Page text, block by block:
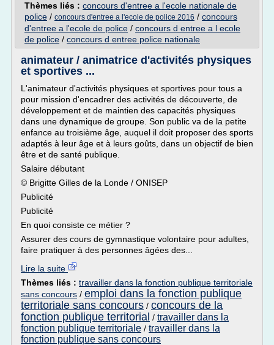
Thèmes liés : concours d'entree a l'ecole nationale de
police / concours d'entree a l'ecole de police 2016 / concours
d'entree a l'ecole de police / concours d entree a l ecole
de police / concours d entree police nationale
animateur / animatrice d'activités physiques
et sportives ...
L'animateur d'activités physiques et sportives pour tous a
pour mission d'encadrer des activités de découverte, de
développement et de maintien des capacités physiques
dans une dynamique de groupe. Son public va de la petite
enfance au troisième âge, auquel il doit proposer des sports
adaptés à leur âge et à leurs goûts, dans un objectif de bien
être et de santé publique.
Salaire débutant
© Brigitte Gilles de la Londe / ONISEP
Publicité
Publicité
En quoi consiste ce métier ?
Assurer des cours de gymnastique volontaire pour adultes,
faire pratiquer à des personnes âgées des...
Lire la suite
Thèmes liés : travailler dans la fonction publique territoriale
sans concours / emploi dans la fonction publique
territoriale sans concours / concours de la
fonction publique territorial / travailler dans la
fonction publique territoriale / travailler dans la
fonction publique sans concours